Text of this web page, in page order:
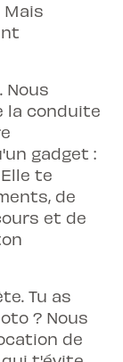
Nous
la conduite
gadget :
te
de
et de
Tu as
? Nous
de